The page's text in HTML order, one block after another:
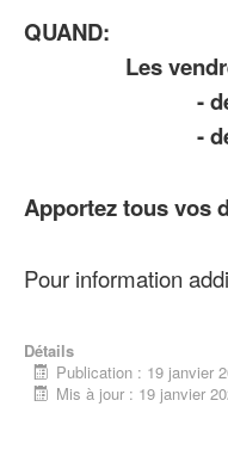
QUAND:
Les vendredis
- de
- de
Apportez tous vos
Pour information
Détails
Publication : 19 janvier
Mis à jour : 19 janvier